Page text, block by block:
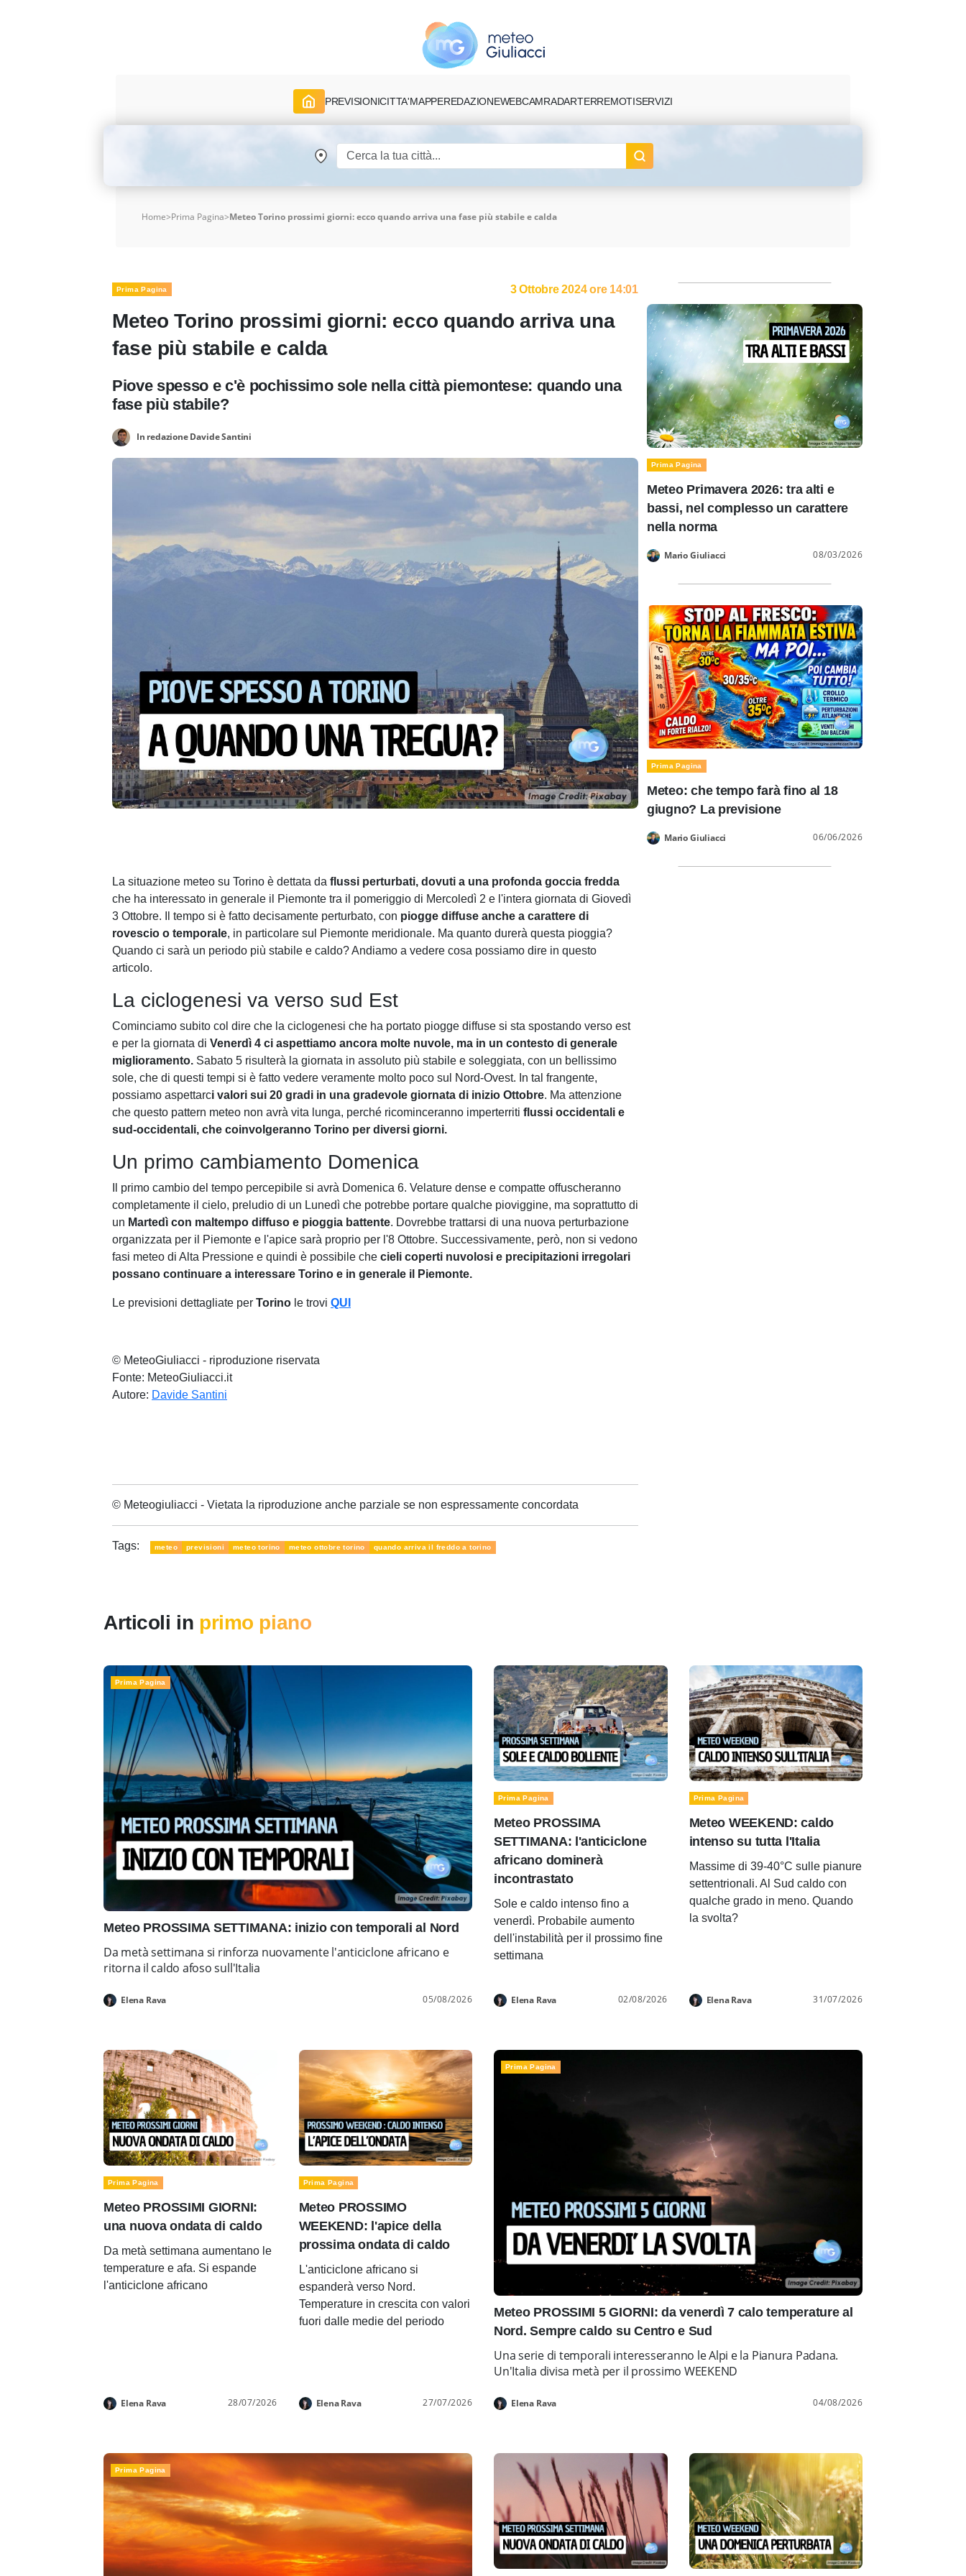
PREVISIONICITTA'MAPPEREDAZIONEWEBCAMRADARTERREMOTISERVIZI
Home>Prima Pagina>Meteo Torino prossimi giorni: ecco quando arriva una fase più stabile e calda
Prima Pagina 3 Ottobre 2024 ore 14:01
Meteo Torino prossimi giorni: ecco quando arriva una
fase più stabile e calda
Piove spesso e c'è pochissimo sole nella città piemontese: quando una
fase più stabile?
In redazione Davide Santini
La situazione meteo su Torino è dettata da flussi perturbati, dovuti a una profonda goccia fredda
che ha interessato in generale il Piemonte tra il pomeriggio di Mercoledì 2 e l'intera giornata di Giovedì
3 Ottobre. Il tempo si è fatto decisamente perturbato, con piogge diffuse anche a carattere di
rovescio o temporale, in particolare sul Piemonte meridionale. Ma quanto durerà questa pioggia?
Quando ci sarà un periodo più stabile e caldo? Andiamo a vedere cosa possiamo dire in questo
articolo.
La ciclogenesi va verso sud Est
Cominciamo subito col dire che la ciclogenesi che ha portato piogge diffuse si sta spostando verso est
e per la giornata di Venerdì 4 ci aspettiamo ancora molte nuvole, ma in un contesto di generale
miglioramento. Sabato 5 risulterà la giornata in assoluto più stabile e soleggiata, con un bellissimo
sole, che di questi tempi si è fatto vedere veramente molto poco sul Nord-Ovest. In tal frangente,
possiamo aspettarci valori sui 20 gradi in una gradevole giornata di inizio Ottobre. Ma attenzione
che questo pattern meteo non avrà vita lunga, perché ricominceranno imperterriti flussi occidentali e
sud-occidentali, che coinvolgeranno Torino per diversi giorni.
Un primo cambiamento Domenica
Il primo cambio del tempo percepibile si avrà Domenica 6. Velature dense e compatte offuscheranno
completamente il cielo, preludio di un Lunedì che potrebbe portare qualche pioviggine, ma soprattutto di
un Martedì con maltempo diffuso e pioggia battente. Dovrebbe trattarsi di una nuova perturbazione
organizzata per il Piemonte e l'apice sarà proprio per l'8 Ottobre. Successivamente, però, non si vedono
fasi meteo di Alta Pressione e quindi è possibile che cieli coperti nuvolosi e precipitazioni irregolari
possano continuare a interessare Torino e in generale il Piemonte.
Le previsioni dettagliate per Torino le trovi QUI
© MeteoGiuliacci - riproduzione riservata
Fonte: MeteoGiuliacci.it
Autore: Davide Santini
© Meteogiuliacci - Vietata la riproduzione anche parziale se non espressamente concordata
Tags: meteo previsioni meteo torino meteo ottobre torino quando arriva il freddo a torino
Prima Pagina
Meteo Primavera 2026: tra alti e
bassi, nel complesso un carattere
nella norma
Mario Giuliacci 08/03/2026
Prima Pagina
Meteo: che tempo farà fino al 18
giugno? La previsione
Mario Giuliacci 06/06/2026
Articoli in primo piano
Prima Pagina
Meteo PROSSIMA SETTIMANA: inizio con temporali al Nord
Da metà settimana si rinforza nuovamente l'anticiclone africano e
ritorna il caldo afoso sull'Italia
Elena Rava 05/08/2026
Prima Pagina
Meteo PROSSIMA
SETTIMANA: l'anticiclone
africano dominerà
incontrastato
Sole e caldo intenso fino a
venerdì. Probabile aumento
dell'instabilità per il prossimo fine
settimana
Elena Rava 02/08/2026
Prima Pagina
Meteo WEEKEND: caldo
intenso su tutta l'Italia
Massime di 39-40°C sulle pianure
settentrionali. Al Sud caldo con
qualche grado in meno. Quando
la svolta?
Elena Rava 31/07/2026
Prima Pagina
Meteo PROSSIMI GIORNI:
una nuova ondata di caldo
Da metà settimana aumentano le
temperature e afa. Si espande
l'anticiclone africano
Elena Rava 28/07/2026
Prima Pagina
Meteo PROSSIMO
WEEKEND: l'apice della
prossima ondata di caldo
L'anticiclone africano si
espanderà verso Nord.
Temperature in crescita con valori
fuori dalle medie del periodo
Elena Rava 27/07/2026
Prima Pagina
Meteo PROSSIMI 5 GIORNI: da venerdì 7 calo temperature al
Nord. Sempre caldo su Centro e Sud
Una serie di temporali interesseranno le Alpi e la Pianura Padana.
Un'Italia divisa metà per il prossimo WEEKEND
Elena Rava 04/08/2026
Prima Pagina